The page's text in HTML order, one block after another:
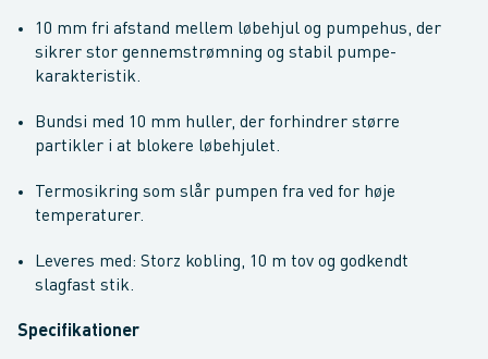
10 mm fri afstand mellem løbehjul og pumpehus, der
sikrer stor gennemstrømning og stabil pumpe-
karakteristik.
Bundsi med 10 mm huller, der forhindrer større
partikler i at blokere løbehjulet.
Termosikring som slår pumpen fra ved for høje
temperaturer.
Leveres med: Storz kobling, 10 m tov og godkendt
slagfast stik.
Specifikationer